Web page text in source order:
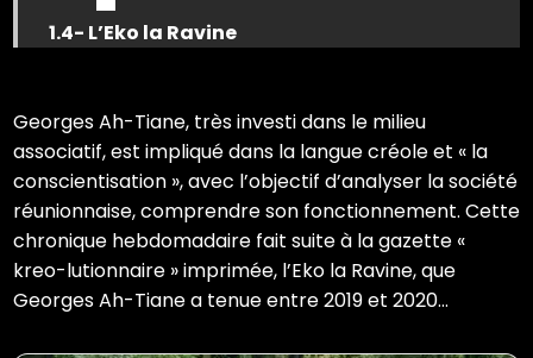
1.4- L’Eko la Ravine
Georges Ah-Tiane, très investi dans le milieu
associatif, est impliqué dans la langue créole et « la
conscientisation », avec l’objectif d’analyser la société
réunionnaise, comprendre son fonctionnement. Cette
chronique hebdomadaire fait suite à la gazette «
kreo-lutionnaire » imprimée, l’Eko la Ravine, que
Georges Ah-Tiane a tenue entre 2019 et 2020…